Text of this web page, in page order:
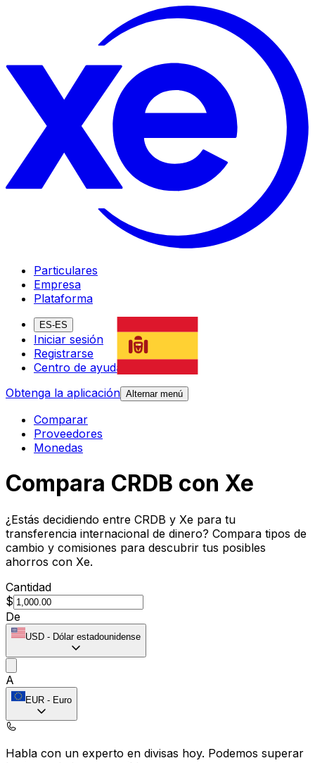
Particulares
Empresa
Plataforma
ES-ES
Iniciar sesión
Registrarse
Centro de ayuda
Obtenga la aplicación Alternar menú
Comparar
Proveedores
Monedas
Compara CRDB con Xe
¿Estás decidiendo entre CRDB y Xe para tu
transferencia internacional de dinero? Compara tipos de
cambio y comisiones para descubrir tus posibles
ahorros con Xe.
Cantidad
$
De
USD - Dólar estadounidense
A
EUR - Euro
Habla con un experto en divisas hoy. Podemos superar